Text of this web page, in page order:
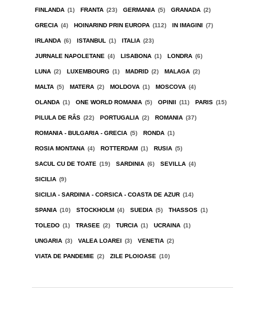
FINLANDA (1) FRANTA (23) GERMANIA (5) GRANADA (2)
GRECIA (4) HOINARIND PRIN EUROPA (112) IN IMAGINI (7)
IRLANDA (6) ISTANBUL (1) ITALIA (23)
JURNALE NAPOLETANE (4) LISABONA (1) LONDRA (6)
LUNA (2) LUXEMBOURG (1) MADRID (2) MALAGA (2)
MALTA (5) MATERA (2) MOLDOVA (1) MOSCOVA (4)
OLANDA (1) ONE WORLD ROMANIA (5) OPINII (11) PARIS (15)
PILULA DE RÂS (22) PORTUGALIA (2) ROMANIA (37)
ROMANIA - BULGARIA - GRECIA (5) RONDA (1)
ROSIA MONTANA (4) ROTTERDAM (1) RUSIA (5)
SACUL CU DE TOATE (19) SARDINIA (6) SEVILLA (4)
SICILIA (9)
SICILIA - SARDINIA - CORSICA - COASTA DE AZUR (14)
SPANIA (10) STOCKHOLM (4) SUEDIA (5) THASSOS (1)
TOLEDO (1) TRASEE (2) TURCIA (1) UCRAINA (1)
UNGARIA (3) VALEA LOAREI (3) VENETIA (2)
VIATA DE PANDEMIE (2) ZILE PLOIOASE (10)